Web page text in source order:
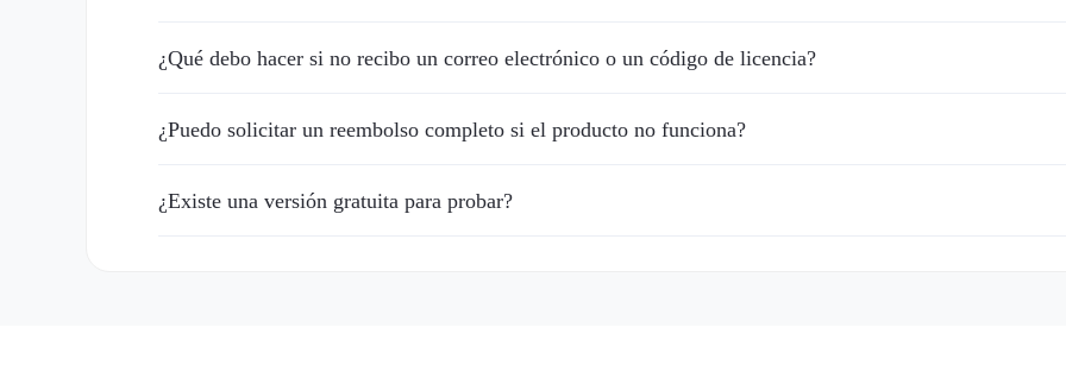
¿Qué debo hacer si no recibo un correo electrónico o un código de licencia?
¿Puedo solicitar un reembolso completo si el producto no funciona?
¿Existe una versión gratuita para probar?